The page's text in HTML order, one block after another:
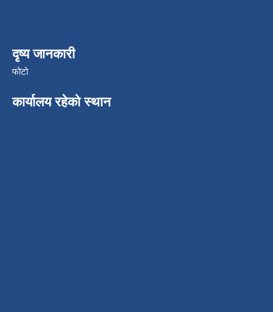
दृष्य जानकारी
फोटो
कार्यालय रहेको स्थान